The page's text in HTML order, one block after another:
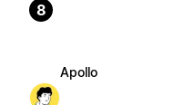
8
Apollo